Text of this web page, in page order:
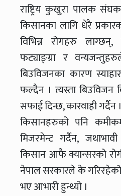
राष्ट्रिय कुखुरा पालक
किसानका लागि धेरै
विभिन्न रोगहरु लाग्छन्,
फट्याङ्ग्रा र
बिउविजनका कारण
फल्दैन । त्यस्ता बिउविजन
सफाई दिन्छ, कारवाही गर्दैन ।
किसानहरुको पनि
मिजरमेन्ट गर्दैन,
किसान आफै क्यान्सरको
नेपाल सरकारले के
भए आभारी हुन्थ्यो ।